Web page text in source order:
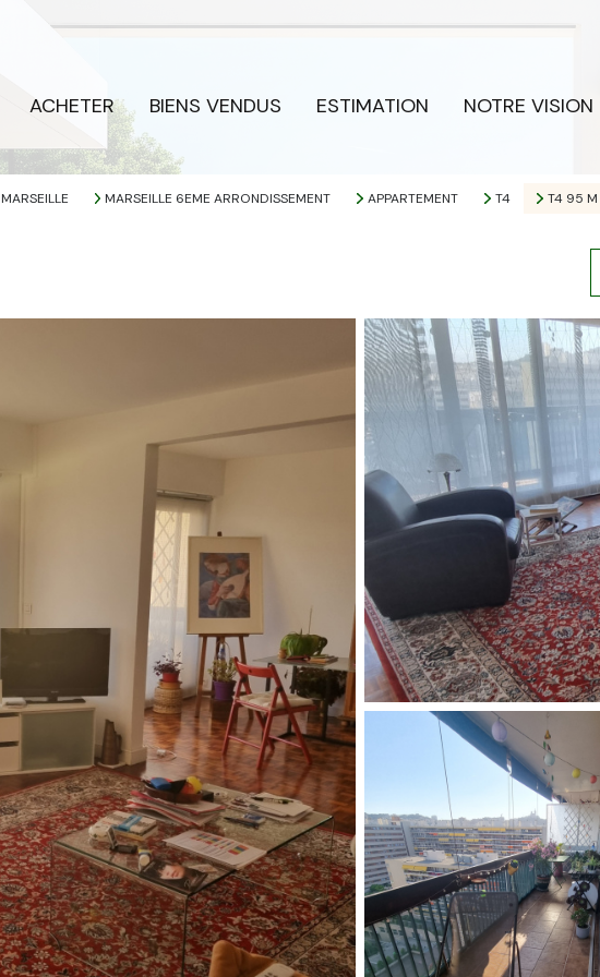
ACHETER BIENS VENDUS ESTIMATION NOTRE VISION
MARSEILLE MARSEILLE 6EME ARRONDISSEMENT APPARTEMENT T4 T4 95 M